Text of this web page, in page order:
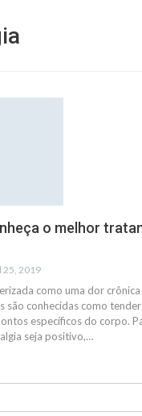
o melhor
25, 2019
como uma dor
são conhecidas como
específicos do corpo.
seja positivo,…